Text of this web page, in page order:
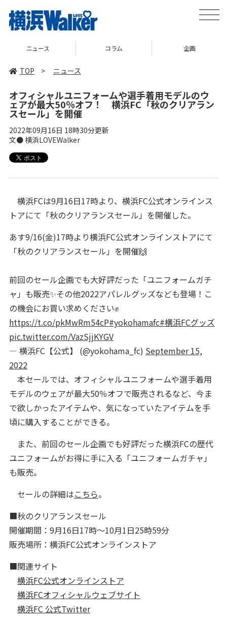
toggle
ニュース コラム 企画
TOP > ニュース
オフィシャルユニフォームや選手着用モデルのウ
ェアが最大50％オフ！ 横浜FC「秋のクリアラン
スセール」を開催
2022年09月16日 18時30分更新
文● 横浜LOVEWalker
横浜FCは9月16日17時より、横浜FC公式オンラインス
トアにて「秋のクリアランスセール」を開催した。
あす9/16(金)17時より横浜FC公式オンラインストアにて
「秋のクリアランスセール」を開催🙌
前回のセール企画でも大好評だった「ユニフォームガチ
ャ」も販売✨その他2022アパレルグッズなども登場！こ
の機会にお買い求めください✊
https://t.co/pkMwRm54cP#yokohamafc#横浜FCグッズ
pic.twitter.com/VazSjjKYGV
— 横浜FC【公式】 (@yokohama_fc) September 15,
2022
本セールでは、オフィシャルユニフォームや選手着用
モデルのウェアが最大50％オフで販売されるなど、今ま
で欲しかったアイテムや、気になっていたアイテムを手
頃に購入することができる。
また、前回のセール企画でも好評だった横浜FCの歴代
ユニフォームがお得に手に入る「ユニフォームガチャ」
も販売。
セールの詳細はこちら。
■秋のクリアランスセール
開催期間：9月16日17時～10月1日25時59分
販売場所：横浜FC公式オンラインストア
■関連サイト
横浜FC公式オンラインストア
横浜FCオフィシャルウェブサイト
横浜FC 公式Twitter